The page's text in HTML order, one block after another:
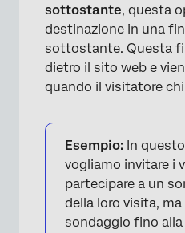
sottostante, questa
destinazione in una
sottostante. Questa
dietro il sito web e
quando il visitatore
Esempio: In
vogliamo invitare i
partecipare a un
della loro visita,
sondaggio fino alla